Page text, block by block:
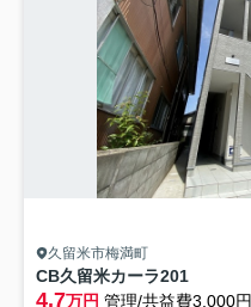
久留米市梅満町
CB久留米カーラ201
4.7万円 管理/共益費3,000円